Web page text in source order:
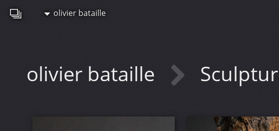
olivier bataille
olivier bataille